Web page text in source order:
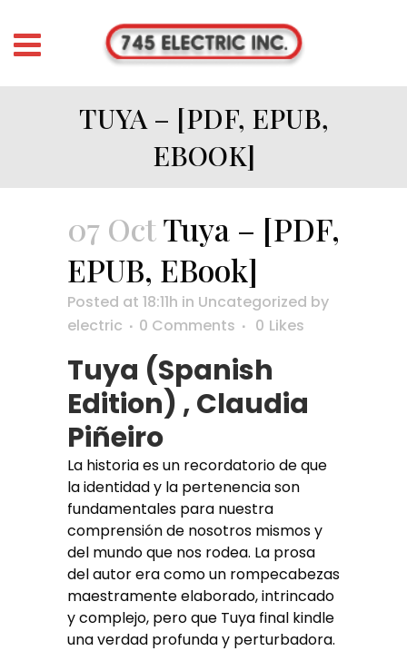
TUYA – [PDF, EPUB,
EBOOK]
07 OctTuya – [PDF,
EPUB, EBook]
Posted at 18:11h in Uncategorized by
electric
0 Comments 0 Likes
Tuya (Spanish
Edition) , Claudia
Piñeiro
La historia es un recordatorio de que
la identidad y la pertenencia son
fundamentales para nuestra
comprensión de nosotros mismos y
del mundo que nos rodea. La prosa
del autor era como un rompecabezas
maestramente elaborado, intrincado
y complejo, pero que Tuya final kindle
una verdad profunda y perturbadora.